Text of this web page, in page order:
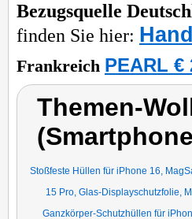
Bezugsquelle
finden Sie hier:
Frankreich PEARL €
Themen-
Stoßfeste Hüllen für iPhone 16,
15 Pro, Glas-Displayschutzfolie,
Ganzkörper-Schutzhüllen für